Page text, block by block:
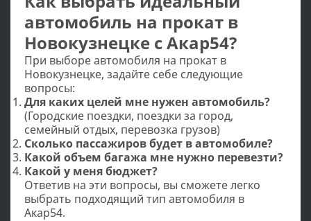
автомобиль на прокат в
Новокузнецке с Акар54?
При выборе автомобиля на прокат в
Новокузнецке, задайте себе следующие
вопросы:
Для каких целей мне нужен автомобиль?
(Городские поездки, поездки за город,
семейный отдых, перевозка грузов)
Сколько пассажиров будет в автомобиле?
Какой объем багажа мне нужно перевезти?
Какой у меня бюджет?
Ответив на эти вопросы, вы сможете легко
выбрать подходящий тип автомобиля в
Акар54.